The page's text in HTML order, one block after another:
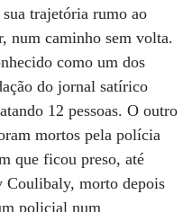
trajetória rumo ao
num caminho sem volta.
como um dos
do jornal satírico
12 pessoas. O outro
mortos pela polícia
que ficou preso, até
Coulibaly, morto depois
policial num